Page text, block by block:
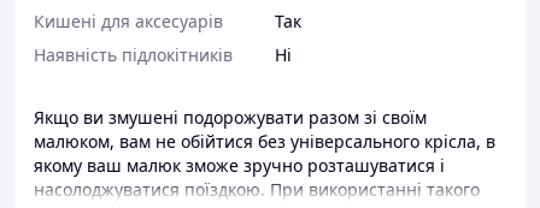
Кишені для аксесуарів
Так
Наявність підлокітників
Ні
Якщо ви змушені подорожувати разом зі своїм
малюком, вам не обійтися без універсального крісла, в
якому ваш малюк зможе зручно розташуватися і
насолоджуватися поїздкою. При використанні такого